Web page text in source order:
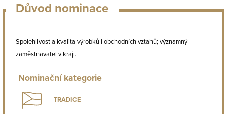
Důvod nominace
Spolehlivost a kvalita výrobků i obchodních vztahů; významný
zaměstnavatel v kraji.
Nominační kategorie
TRADICE